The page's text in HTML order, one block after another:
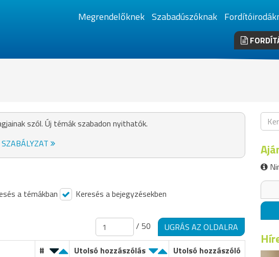
Megrendelőknek Szabadúszóknak
szól. Új témák szabadon nyithatók.
SZABÁLYZAT
a témákban Keresés a bejegyzésekben
/ 50
UGRÁS AZ OLDALRA
# Utolsó hozzászólás
Utolsó hozzászóló